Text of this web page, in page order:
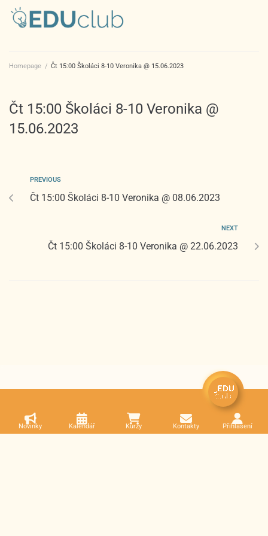
Homepage / Čt 15:00 Školáci 8-10 Veronika @ 15.06.2023
Čt 15:00 Školáci 8-10 Veronika @
15.06.2023
PREVIOUS
Čt 15:00 Školáci 8-10 Veronika @ 08.06.2023
NEXT
Čt 15:00 Školáci 8-10 Veronika @ 22.06.2023
Novinky Kalendář Kurzy Kontakty Přihlášení